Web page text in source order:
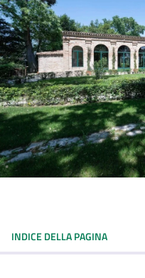
INDICE DELLA PAGINA